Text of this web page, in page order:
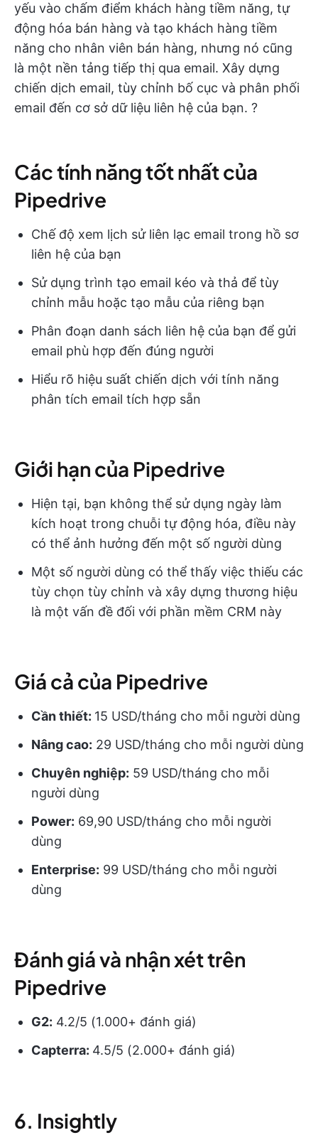
yếu vào chấm điểm khách hàng tiềm năng, tự
động hóa bán hàng và tạo khách hàng tiềm
năng cho nhân viên bán hàng, nhưng nó cũng
là một nền tảng tiếp thị qua email. Xây dựng
chiến dịch email, tùy chỉnh bố cục và phân phối
email đến cơ sở dữ liệu liên hệ của bạn. ?
Các tính năng tốt nhất của
Pipedrive
Chế độ xem lịch sử liên lạc email trong hồ sơ
liên hệ của bạn
Sử dụng trình tạo email kéo và thả để tùy
chỉnh mẫu hoặc tạo mẫu của riêng bạn
Phân đoạn danh sách liên hệ của bạn để gửi
email phù hợp đến đúng người
Hiểu rõ hiệu suất chiến dịch với tính năng
phân tích email tích hợp sẵn
Giới hạn của Pipedrive
Hiện tại, bạn không thể sử dụng ngày làm
kích hoạt trong chuỗi tự động hóa, điều này
có thể ảnh hưởng đến một số người dùng
Một số người dùng có thể thấy việc thiếu các
tùy chọn tùy chỉnh và xây dựng thương hiệu
là một vấn đề đối với phần mềm CRM này
Giá cả của Pipedrive
Cần thiết: 15 USD/tháng cho mỗi người dùng
Nâng cao: 29 USD/tháng cho mỗi người dùng
Chuyên nghiệp: 59 USD/tháng cho mỗi
người dùng
Power: 69,90 USD/tháng cho mỗi người
dùng
Enterprise: 99 USD/tháng cho mỗi người
dùng
Đánh giá và nhận xét trên
Pipedrive
G2: 4.2/5 (1.000+ đánh giá)
Capterra: 4.5/5 (2.000+ đánh giá)
6. Insightly